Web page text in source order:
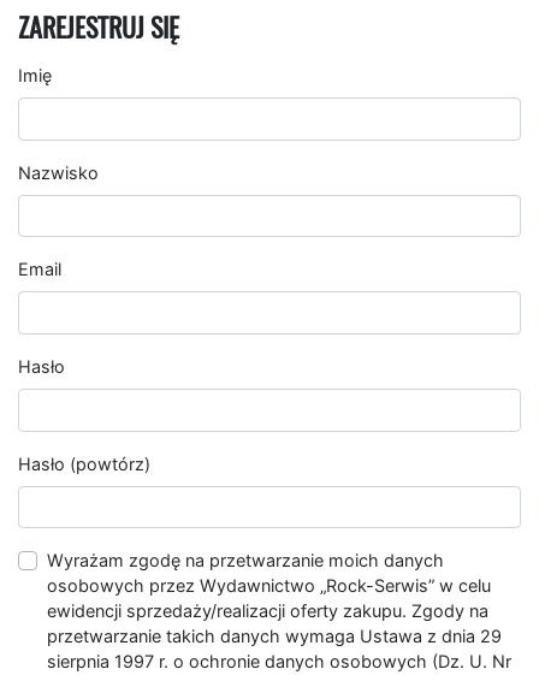
ZAREJESTRUJ SIĘ
Imię
Nazwisko
Email
Hasło
Hasło (powtórz)
Wyrażam zgodę na przetwarzanie moich danych
osobowych przez Wydawnictwo „Rock-Serwis” w celu
ewidencji sprzedaży/realizacji oferty zakupu. Zgody na
przetwarzanie takich danych wymaga Ustawa z dnia 29
sierpnia 1997 r. o ochronie danych osobowych (Dz. U. Nr